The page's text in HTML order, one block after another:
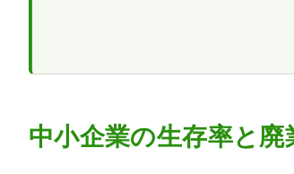
「税金で半分以上
中小企業の生存率と